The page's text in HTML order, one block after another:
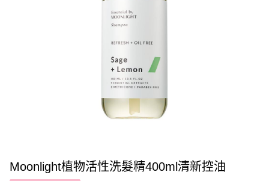
Moonlight植物活性洗髮精400ml清新控油